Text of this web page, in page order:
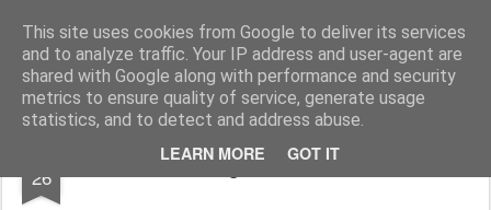
This site uses cookies from Google to deliver its services
and to analyze traffic. Your IP address and user-agent are
shared with Google along with performance and security
metrics to ensure quality of service, generate usage
statistics, and to detect and address abuse.
LEARN MORE GOT IT
Aux papilles by Virginie
26 Bagels Maison